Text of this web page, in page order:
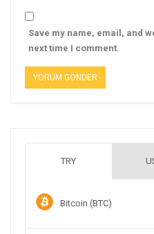
Save my name, email, and
next time I comment.
TRY
Bitcoin (BTC)